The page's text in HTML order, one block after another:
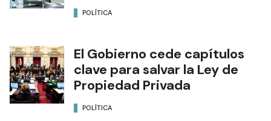
POLÍTICA
El Gobierno cede capítulos
clave para salvar la Ley de
Propiedad Privada
POLÍTICA